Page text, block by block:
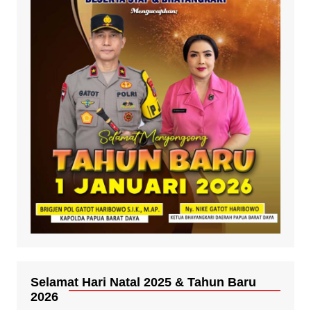
Selamat Hari Natal 2025 & Tahun Baru
2026